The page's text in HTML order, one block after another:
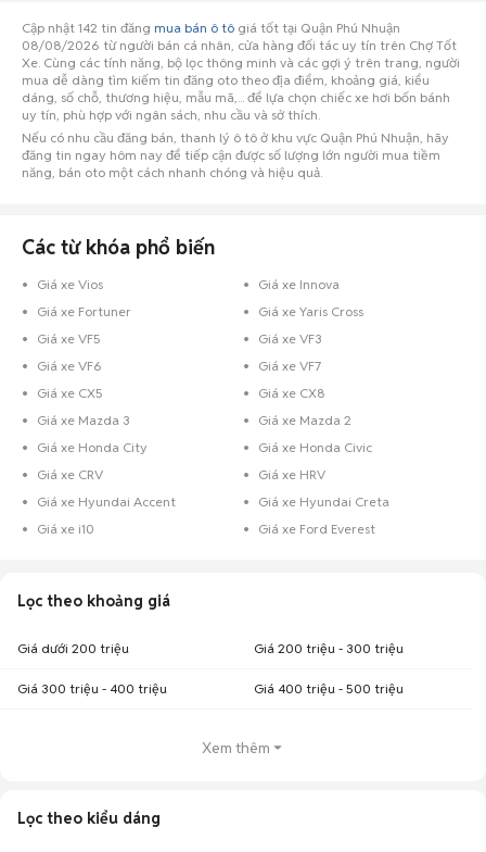
Cập nhật 142 tin đăng mua bán ô tô giá tốt tại Quận Phú Nhuận
08/08/2026 từ người bán cá nhân, cửa hàng đối tác uy tín trên Chợ Tốt
Xe. Cùng các tính năng, bộ lọc thông minh và các gợi ý trên trang, người
mua dễ dàng tìm kiếm tin đăng oto theo địa điểm, khoảng giá, kiểu
dáng, số chỗ, thương hiệu, mẫu mã,... để lựa chọn chiếc xe hơi bốn bánh
uy tín, phù hợp với ngân sách, nhu cầu và sở thích.
Nếu có nhu cầu đăng bán, thanh lý ô tô ở khu vực Quận Phú Nhuận, hãy
đăng tin ngay hôm nay để tiếp cận được số lượng lớn người mua tiềm
năng, bán oto một cách nhanh chóng và hiệu quả.
Các từ khóa phổ biến
Giá xe Vios
Giá xe Innova
Giá xe Fortuner
Giá xe Yaris Cross
Giá xe VF5
Giá xe VF3
Giá xe VF6
Giá xe VF7
Giá xe CX5
Giá xe CX8
Giá xe Mazda 3
Giá xe Mazda 2
Giá xe Honda City
Giá xe Honda Civic
Giá xe CRV
Giá xe HRV
Giá xe Hyundai Accent
Giá xe Hyundai Creta
Giá xe i10
Giá xe Ford Everest
Lọc theo khoảng giá
Giá dưới 200 triệu Giá 200 triệu - 300 triệu
Giá 300 triệu - 400 triệu Giá 400 triệu - 500 triệu
Xem thêm
Lọc theo kiểu dáng